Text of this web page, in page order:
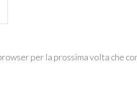
per la prossima volta che